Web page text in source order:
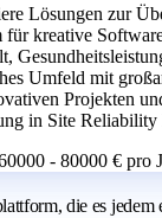
Lösungen zur
für kreative
Umfeld mit
Projekten
in Site
- 80000 € pro
die es